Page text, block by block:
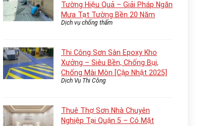
Tường Hiệu Quả – Giải Pháp Ngăn
Mưa Tạt Tường Bền 20 Năm
Dịch vụ chống thấm
Thi Công Sơn Sàn Epoxy Kho
Xưởng – Siêu Bền, Chống Bụi,
Chống Mài Mòn [Cập Nhật 2025]
Dịch Vụ Thi Công
Thuê Thợ Sơn Nhà Chuyên
Nghiệp Tại Quận 5 – Có Mặt